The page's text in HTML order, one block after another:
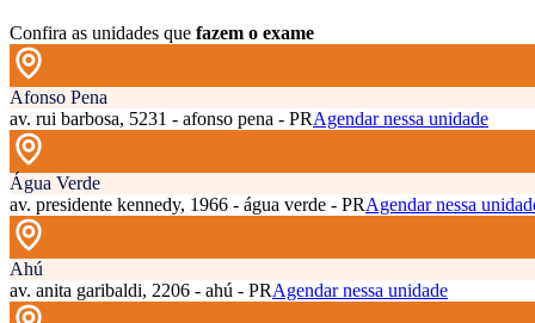
Confira as unidades que fazem o exame
Afonso Pena
av. rui barbosa, 5231 - afonso pena - PRAgendar nessa unidade
Água Verde
av. presidente kennedy, 1966 - água verde - PRAgendar nessa
Ahú
av. anita garibaldi, 2206 - ahú - PRAgendar nessa unidade